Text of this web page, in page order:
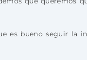
es bueno seguir la